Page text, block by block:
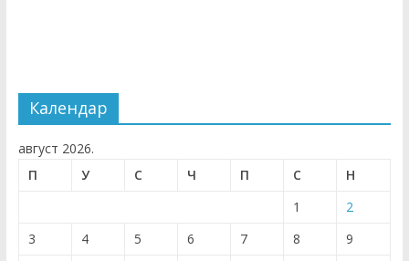
Календар
август 2026.
П
У С Ч П С
Н
1
2
3
4 5 6 7 8
9